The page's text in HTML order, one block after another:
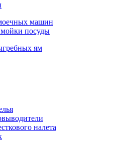
машин
посуды
ям
налета